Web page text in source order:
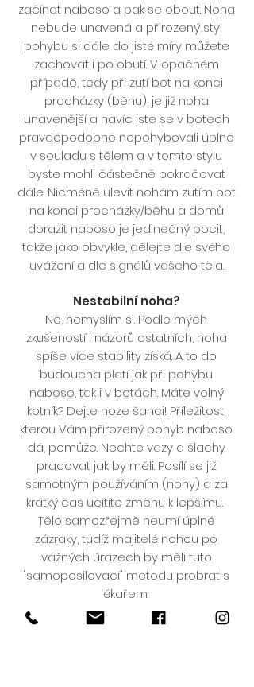
začínat naboso a pak se obout. Noha
nebude unavená a přirozený styl
pohybu si dále do jisté míry můžete
zachovat i po obutí. V opačném
případě, tedy při zutí bot na konci
procházky (běhu), je již noha
unavenější a navíc jste se v botech
pravděpodobně nepohybovali úplně
v souladu s tělem a v tomto stylu
byste mohli částečně pokračovat
dále. Nicméně ulevit nohám zutím bot
na konci procházky/běhu a domů
dorazit naboso je jedinečný pocit,
takže jako obvykle, dělejte dle svého
uvážení a dle signálů vašeho těla.
Nestabilní noha?
Ne, nemyslím si. Podle mých
zkušeností i názorů ostatních, noha
spíše více stability získá. A to do
budoucna platí jak při pohybu
naboso, tak i v botách. Máte volný
kotník? Dejte noze šanci! Příležitost,
kterou Vám přirozený pohyb naboso
dá, pomůže. Nechte vazy a šlachy
pracovat jak by měli. Posílí se již
samotným používáním (nohy) a za
krátký čas ucítíte změnu k lepšímu.
Tělo samozřejmě neumí úplné
zázraky, tudíž majitelé nohou po
vážných úrazech by měli tuto
"samoposilovací" metodu probrat s
lékařem.
Kamínky a větvičky píchají?